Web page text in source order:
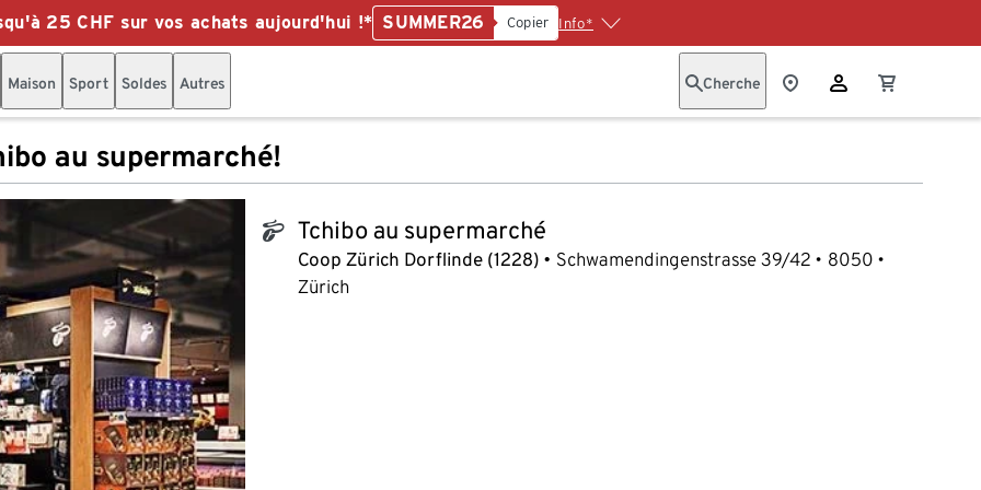
25 CHF sur vos achats aujourd'hui !* SUMMER26 Copier Info*
Maison Sport Soldes Autres Cherche
au supermarché!
tchibo_logo Tchibo au supermarché
Coop Zürich Dorflinde (1228) Schwamendingenstrasse 39/42
8050
Zürich